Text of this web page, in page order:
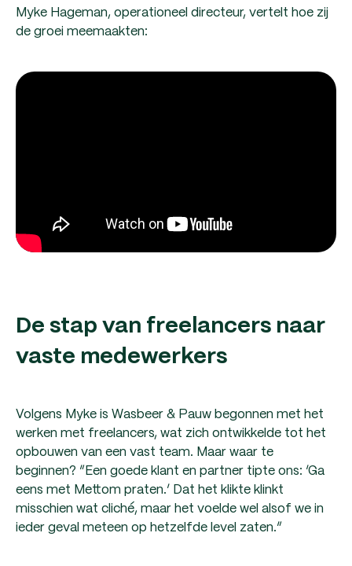
Myke Hageman, operationeel directeur, vertelt hoe zij
de groei meemaakten:
De stap van freelancers naar
vaste medewerkers
Volgens Myke is Wasbeer & Pauw begonnen met het
werken met freelancers, wat zich ontwikkelde tot het
opbouwen van een vast team. Maar waar te
beginnen? “Een goede klant en partner tipte ons: ‘Ga
eens met Mettom praten.’ Dat het klikte klinkt
misschien wat cliché, maar het voelde wel alsof we in
ieder geval meteen op hetzelfde level zaten.”